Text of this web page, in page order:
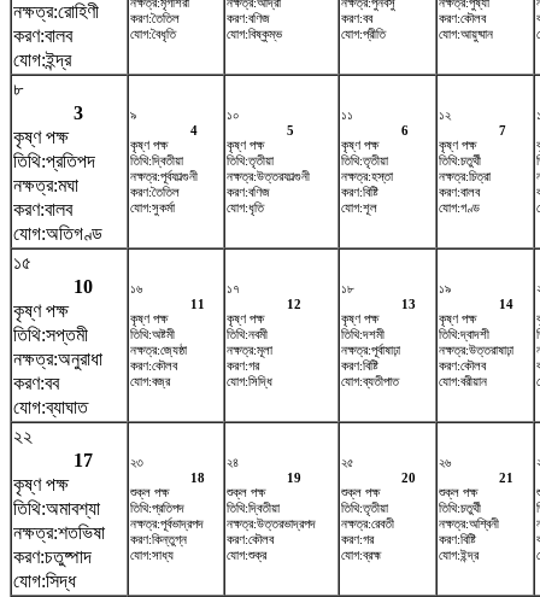
নক্ষত্র:রোহিণী
করণ:বালব
যোগ:ইন্দ্র
করণ:তৈতিল
যোগ:বৈধৃতি
করণ:বণিজ
যোগ:বিষ্কুম্ভ
করণ:বব
যোগ:প্রীতি
করণ:কৌলব
যোগ:আয়ুষ্মান
৮
3
কৃষ্ণ পক্ষ
তিথি:প্রতিপদ
নক্ষত্র:মঘা
করণ:বালব
যোগ:অতিগণ্ড
৯
4
কৃষ্ণ পক্ষ
তিথি:দ্বিতীয়া
নক্ষত্র:পূর্বফাল্গুনী
করণ:তৈতিল
যোগ:সুকর্মা
১০
5
কৃষ্ণ পক্ষ
তিথি:তৃতীয়া
নক্ষত্র:উত্তরফাল্গুনী
করণ:বণিজ
যোগ:ধৃতি
১১
6
কৃষ্ণ পক্ষ
তিথি:তৃতীয়া
নক্ষত্র:হস্তা
করণ:বিষ্টি
যোগ:শূল
১২
7
কৃষ্ণ পক্ষ
তিথি:চতুর্থী
নক্ষত্র:চিত্রা
করণ:বালব
যোগ:গণ্ড
১৫
10
কৃষ্ণ পক্ষ
তিথি:সপ্তমী
নক্ষত্র:অনুরাধা
করণ:বব
যোগ:ব্যাঘাত
১৬
11
কৃষ্ণ পক্ষ
তিথি:অষ্টমী
নক্ষত্র:জ্যেষ্ঠা
করণ:কৌলব
যোগ:বজ্র
১৭
12
কৃষ্ণ পক্ষ
তিথি:নবমী
নক্ষত্র:মূলা
করণ:গর
যোগ:সিদ্ধি
১৮
13
কৃষ্ণ পক্ষ
তিথি:দশমী
নক্ষত্র:পূর্বাষাঢ়া
করণ:বিষ্টি
যোগ:ব্যতীপাত
১৯
14
কৃষ্ণ পক্ষ
তিথি:দ্বাদশী
নক্ষত্র:উত্তরাষাঢ়া
করণ:কৌলব
যোগ:বরীয়ান
২২
17
কৃষ্ণ পক্ষ
তিথি:অমাবশ্যা
নক্ষত্র:শতভিষ‌া
করণ:চতুষ্পাদ
যোগ:সিদ্ধ
২৩
18
শুক্ল পক্ষ
তিথি:প্রতিপদ
নক্ষত্র:পূর্বভাদ্রপদ
করণ:কিন্তুগ্ন
যোগ:সাধ্য
২৪
19
শুক্ল পক্ষ
তিথি:দ্বিতীয়া
নক্ষত্র:উত্তরভাদ্রপদ
করণ:কৌলব
যোগ:শুক্র
২৫
20
শুক্ল পক্ষ
তিথি:তৃতীয়া
নক্ষত্র:রেবতী
করণ:গর
যোগ:ব্রহ্ম
২৬
21
শুক্ল পক্ষ
তিথি:চতুর্থী
নক্ষত্র:অশ্বিনী
করণ:বিষ্টি
যোগ:ইন্দ্র